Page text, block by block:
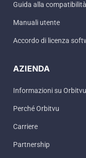
Guida alla compatibilità
Manuali utente
Accordo di licenza
AZIENDA
Informazioni su Orbitvu
Perché Orbitvu
Carriere
Partnership